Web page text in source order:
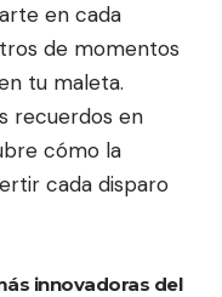
en cada
de momentos
tu maleta.
recuerdos en
cómo la
cada disparo
innovadoras del